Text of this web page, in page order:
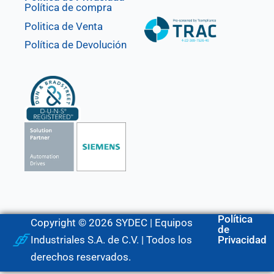
Política de compra
Politica de Venta
Política de Devolución
Copyright © 2026 SYDEC | Equipos
Industriales S.A. de C.V. | Todos los
derechos reservados.
Política
de
Privacidad